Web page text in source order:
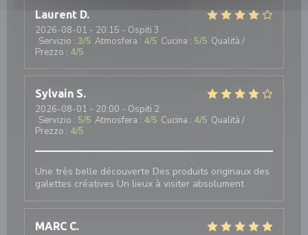
Laurent D
2026-08-01 - 20:15 - Ospiti 3
Servizio : 3/5 Atmosfera : 4/5 Cucina : 5/5 Qualità /
Prezzo : 4/5
Sylvain S
2026-08-01 - 20:00 - Ospiti 2
Servizio : 5/5 Atmosfera : 4/5 Cucina : 4/5 Qualità /
Prezzo : 4/5
Une très belle découverte Des produits originaux des
galettes créatives Un lieux à visiter absolument
MARC C